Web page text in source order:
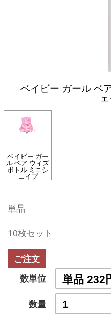
ベイビー ガール ベ
ベイビー ガー
ル ベア ウィズ
ボトル ミニシ
ェイプ
単品
10枚セット
ご注文
数単位
数量